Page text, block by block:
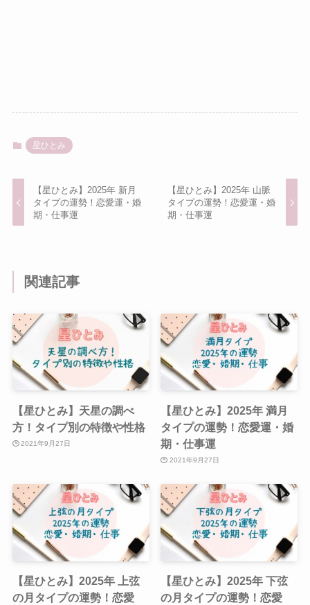
星ひとみ
【星ひとみ】2025年 新月
タイプの運勢！恋愛運・婚
期・仕事運
【星ひとみ】2025年 山脈
タイプの運勢！恋愛運・婚
期・仕事運
関連記事
【星ひとみ】天星の調べ
方！タイプ別の特徴や性格
2021年9月27日
【星ひとみ】2025年 満月
タイプの運勢！恋愛運・婚
期・仕事運
2021年9月27日
【星ひとみ】2025年 上弦
の月タイプの運勢！恋愛
【星ひとみ】2025年 下弦
の月タイプの運勢！恋愛